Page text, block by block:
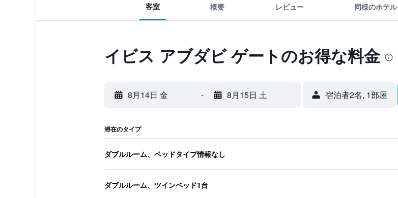
客室 概要 レビュー 同様のホテル
イビス アブダビ ゲートのお得な料金
8月14日 金 - 8月15日 土 宿泊者2名, 1​部屋
滞在のタイプ
ダブルルーム、ベッドタイプ情報なし
ダブルルーム、ツインベッド1台